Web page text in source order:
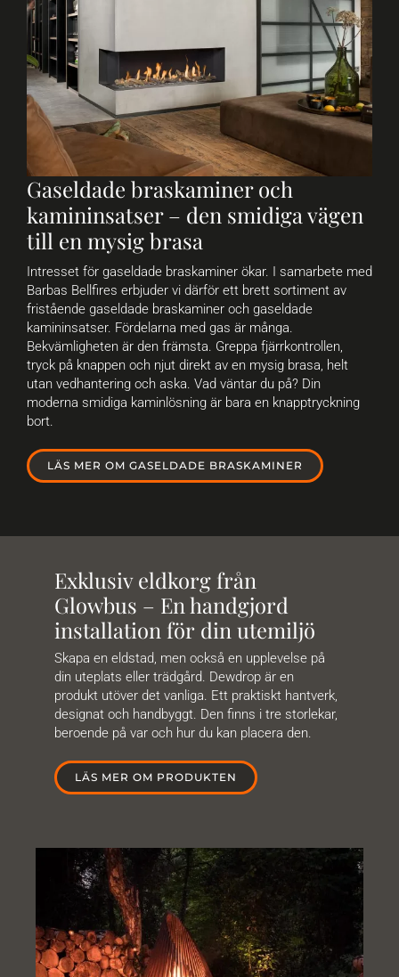
Gaseldade braskaminer och
kamininsatser – den smidiga vägen
till en mysig brasa
Intresset för gaseldade braskaminer ökar. I samarbete med
Barbas Bellfires erbjuder vi därför ett brett sortiment av
fristående gaseldade braskaminer och gaseldade
kamininsatser. Fördelarna med gas är många.
Bekvämligheten är den främsta. Greppa fjärrkontrollen,
tryck på knappen och njut direkt av en mysig brasa, helt
utan vedhantering och aska. Vad väntar du på? Din
moderna smidiga kaminlösning är bara en knapptryckning
bort.
LÄS MER OM GASELDADE BRASKAMINER
Exklusiv eldkorg från
Glowbus – En handgjord
installation för din utemiljö
Skapa en eldstad, men också en upplevelse på
din uteplats eller trädgård. Dewdrop är en
produkt utöver det vanliga. Ett praktiskt hantverk,
designat och handbyggt. Den finns i tre storlekar,
beroende på var och hur du kan placera den.
LÄS MER OM PRODUKTEN